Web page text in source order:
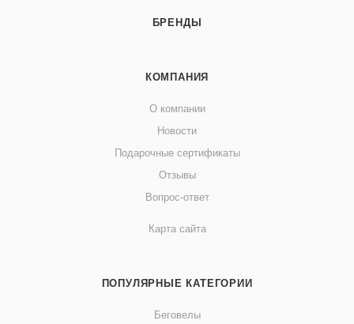
БРЕНДЫ
КОМПАНИЯ
О компании
Новости
Подарочные сертификаты
Отзывы
Вопрос-ответ
Карта сайта
ПОПУЛЯРНЫЕ КАТЕГОРИИ
Беговелы